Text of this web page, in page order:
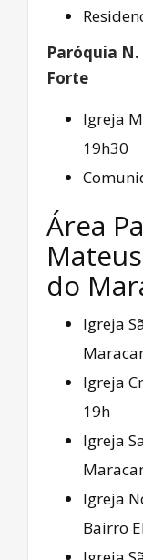
Paróquia N.
Forte
Igreja
19h30
Área
do
Igreja
Igreja
19h
Igreja
Igreja
Bairro